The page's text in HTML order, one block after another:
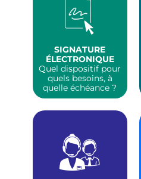
SIGNATURE
ÉLECTRONIQUE
Quel dispositif pour
quels besoins, à
quelle échéance ?